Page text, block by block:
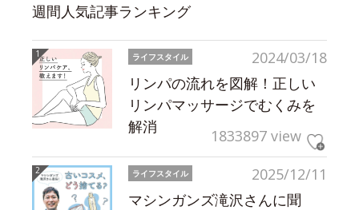
週間人気記事ランキング
2024/03/18
ライフスタイル
リンパの流れを図解！正しい
リンパマッサージでむくみを
解消
1833897 view
2025/12/11
ライフスタイル
マシンガンズ滝沢さんに聞